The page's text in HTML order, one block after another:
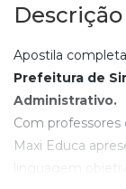
Apostila
Prefeitura de
Administrativo.
Com professores
Maxi Educa
linguagem